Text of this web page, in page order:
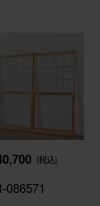
(税込)
086571